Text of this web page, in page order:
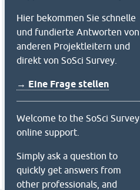
Hier bekommen Sie schnelle
und fundierte Antworten von
anderen Projektleitern und
direkt von SoSci Survey.
→ Eine Frage stellen
Welcome to the SoSci Survey
online support.
Simply ask a question to
quickly get answers from
other professionals, and